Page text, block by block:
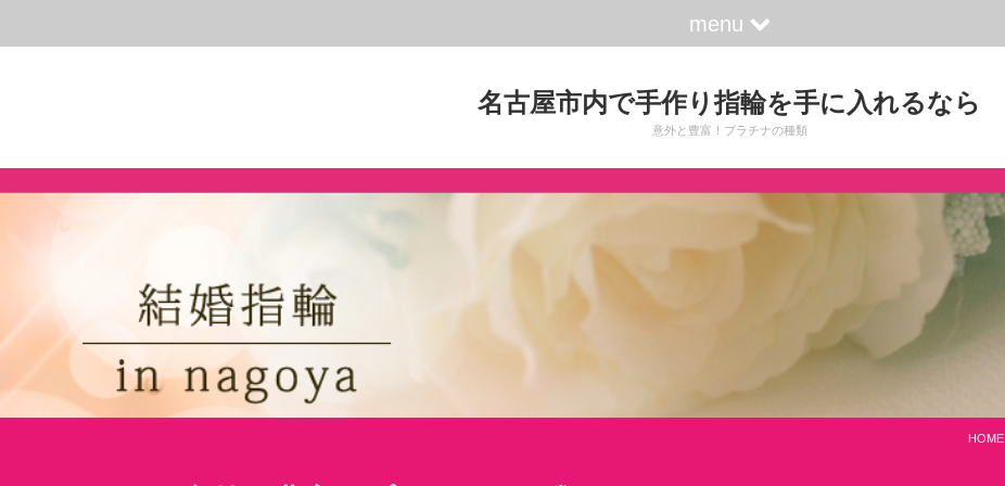
menu
名古屋市内で手作り指輪を手に入れるなら
意外と豊富！プラチナの種類
HOME